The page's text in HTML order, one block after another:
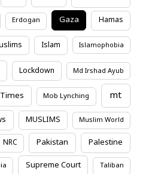
Erdogan Gaza Hamas
Islam Islamophobia
Lockdown Md Irshad Ayub
Mob Lynching mt
MUSLIMS Muslim World
NRC Pakistan Palestine
Supreme Court Taliban